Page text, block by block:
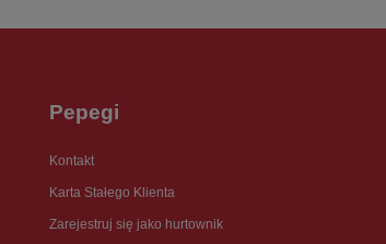
Pepegi
Kontakt
Karta Stałego Klienta
Zarejestruj się jako hurtownik